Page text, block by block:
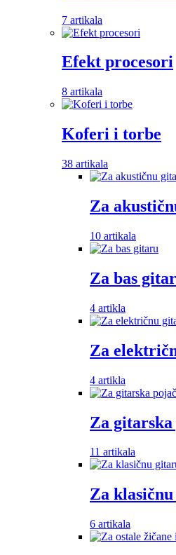
7 artikala
Efekt procesori
8 artikala
Koferi i torbe
38 artikala
Za
10 artikala
Za bas
4 artikla
Za
4 artikla
Za
11 artikala
Za
6 artikala